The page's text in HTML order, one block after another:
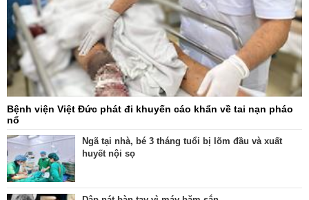
Bệnh viện Việt Đức phát đi khuyến cáo khẩn về tai nạn pháo
nổ
Ngã tại nhà, bé 3 tháng tuổi bị lõm đầu và xuất
huyết nội sọ